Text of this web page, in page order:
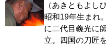
（あきともよし
昭和19年生まれ
に二代目義光に
立。四国の刀匠